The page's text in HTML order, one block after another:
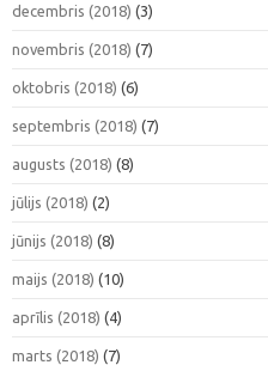
decembris (2018) (3)
novembris (2018) (7)
oktobris (2018) (6)
septembris (2018) (7)
augusts (2018) (8)
jūlijs (2018) (2)
jūnijs (2018) (8)
maijs (2018) (10)
aprīlis (2018) (4)
marts (2018) (7)